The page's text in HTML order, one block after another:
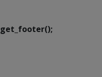
get_footer();